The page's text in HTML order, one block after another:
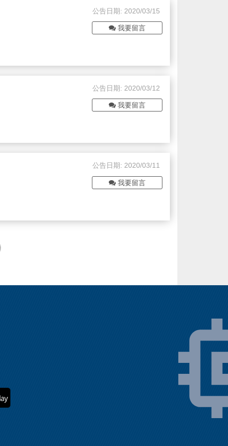
公告日期: 2020/03/15
我要留言
公告日期: 2020/03/12
我要留言
公告日期: 2020/03/11
我要留言